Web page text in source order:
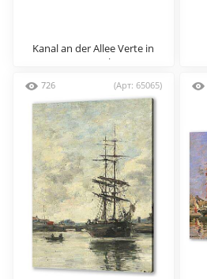
Kanal an der Allee Verte in
Brussel
726 (Арт: 65065)